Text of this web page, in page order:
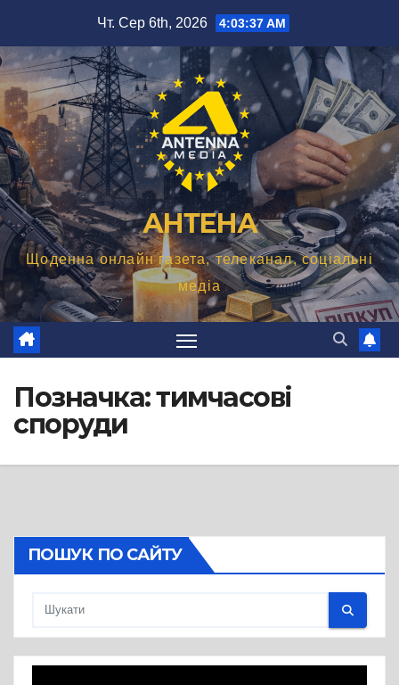
вмісту
Чт. Сер 6th, 2026 4:03:38 AM
АНТЕНА
Щоденна онлайн газета, телеканал, соціальні
медіа
Позначка:тимчасові
споруди
ПОШУК ПО САЙТУ